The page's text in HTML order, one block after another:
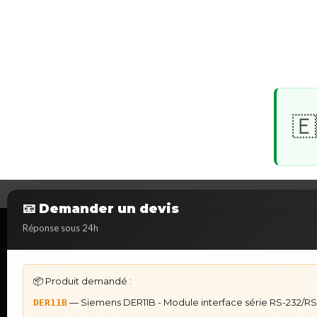
📧 Demander un devis
Réponse sous 24h
📦 Produit demandé :
DER11B — Siemens DER11B - Module interface série RS-232/
Dépannage Schneider Modicon
Dépannage Mitsubishi Melsec
★ Recherche &